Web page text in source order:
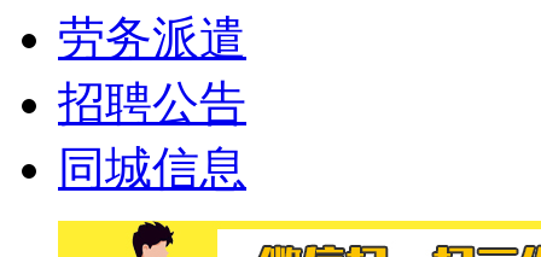
劳务派遣
招聘公告
同城信息